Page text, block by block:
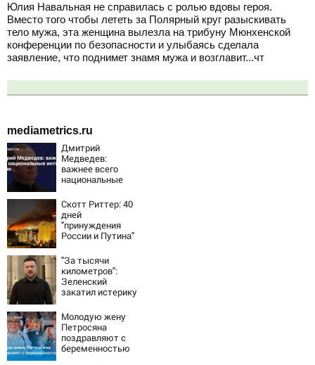
Юлия Навальная не справилась с ролью вдовы героя.
Вместо того чтобы лететь за Полярный круг разыскивать
тело мужа, эта женщина вылезла на трибуну Мюнхенской
конференции по безопасности и улыбаясь сделала
заявление, что поднимет знамя мужа и возглавит...чт
mediametrics.ru
Дмитрий
Медведев:
важнее всего
национальные
Скотт Риттер: 40
дней
"принуждения
России и Путина"
крах режима
Зеленского
"За тысячи
километров":
Зеленский
закатил истерику
ночного удара
Молодую жену
Петросяна
поздравляют с
беременностью